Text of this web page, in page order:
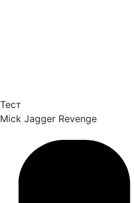
Тест
Mick Jagger Revenge